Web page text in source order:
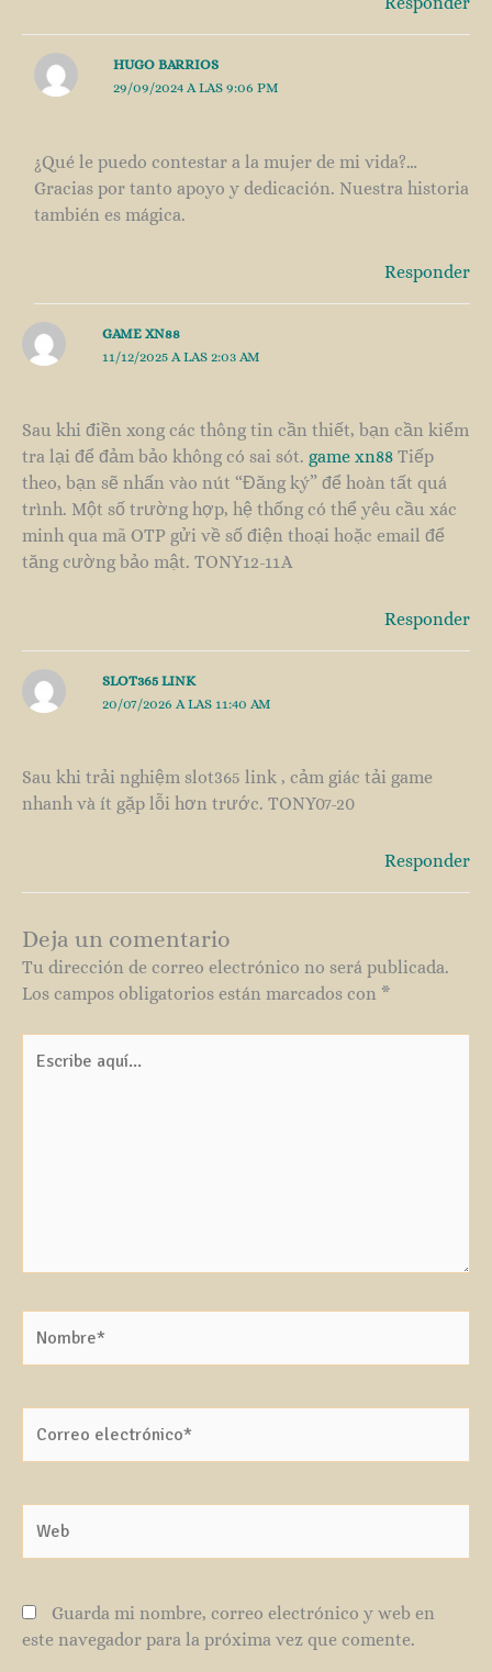
HUGO BARRIOS
29/09/2024 A LAS 9:06 PM
¿Qué le puedo contestar a la mujer de mi vida?…
Gracias por tanto apoyo y dedicación. Nuestra historia
también es mágica.
Responder
GAME XN88
11/12/2025 A LAS 2:03 AM
Sau khi điền xong các thông tin cần thiết, bạn cần kiểm
tra lại để đảm bảo không có sai sót. game xn88 Tiếp
theo, bạn sẽ nhấn vào nút “Đăng ký” để hoàn tất quá
trình. Một số trường hợp, hệ thống có thể yêu cầu xác
minh qua mã OTP gửi về số điện thoại hoặc email để
tăng cường bảo mật. TONY12-11A
Responder
SLOT365 LINK
20/07/2026 A LAS 11:40 AM
Sau khi trải nghiệm slot365 link , cảm giác tải game
nhanh và ít gặp lỗi hơn trước. TONY07-20
Responder
Deja un comentario
Tu dirección de correo electrónico no será publicada.
Los campos obligatorios están marcados con *
aquí...
electrónico*
Guarda mi nombre, correo electrónico y web en
este navegador para la próxima vez que comente.